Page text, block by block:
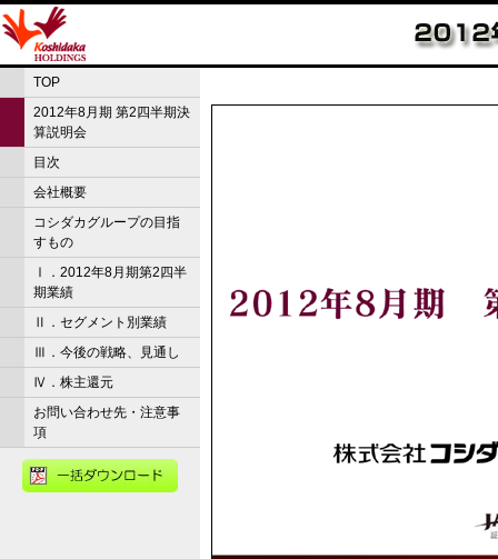
TOP
2012年8月期 第2四半期決
算説明会
目次
会社概要
コシダカグループの目指
すもの
Ⅰ．2012年8月期第2四半
期業績
Ⅱ．セグメント別業績
Ⅲ．今後の戦略、見通し
Ⅳ．株主還元
お問い合わせ先・注意事
項